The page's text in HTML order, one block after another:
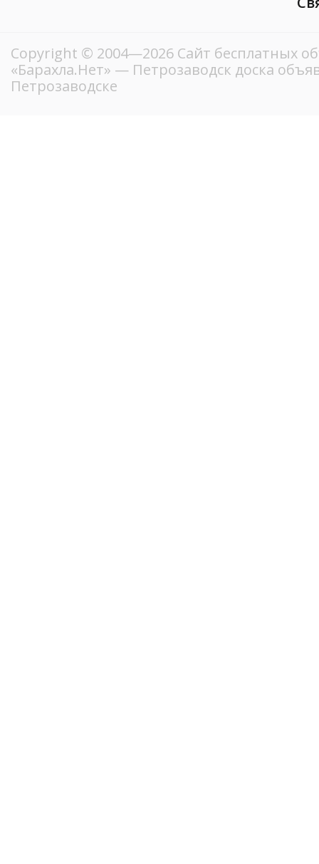
Copyright © 2004—2026 Сайт бесплатных
«Барахла.Нет» — Петрозаводск доска
Петрозаводске